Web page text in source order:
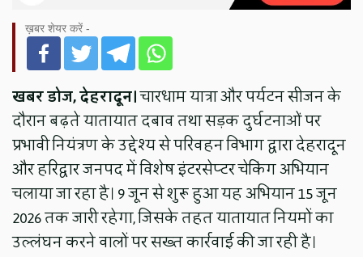
ख़बर शेयर करें -
खबर डोज, देहरादून।चारधाम यात्रा और पर्यटन सीजन के
दौरान बढ़ते यातायात दबाव तथा सड़क दुर्घटनाओं पर
प्रभावी नियंत्रण के उद्देश्य से परिवहन विभाग द्वारा देहरादून
और हरिद्वार जनपद में विशेष इंटरसेप्टर चेकिंग अभियान
चलाया जा रहा है। 9 जून से शुरू हुआ यह अभियान 15 जून
2026 तक जारी रहेगा, जिसके तहत यातायात नियमों का
उल्लंघन करने वालों पर सख्त कार्रवाई की जा रही है।